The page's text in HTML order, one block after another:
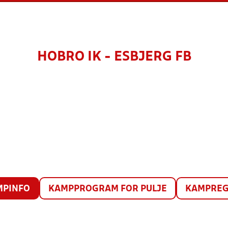
HOBRO IK - ESBJERG FB
KAMPPROGRAM FOR PULJE